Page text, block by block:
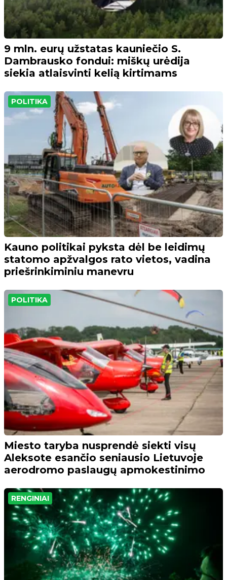
9 mln. eurų užstatas kauniečio S.
Dambrausko fondui: miškų urėdija
siekia atlaisvinti kelią kirtimams
POLITIKA
Kauno politikai pyksta dėl be leidimų
statomo apžvalgos rato vietos, vadina
priešrinkiminiu manevru
POLITIKA
Miesto taryba nusprendė siekti visų
Aleksote esančio seniausio Lietuvoje
aerodromo paslaugų apmokestinimo
RENGINIAI